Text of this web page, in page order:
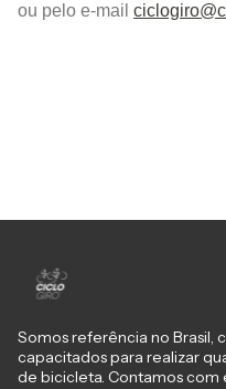
ou pelo e-mail
Somos referência no Brasil,
capacitados para realizar
de bicicleta. Contamos